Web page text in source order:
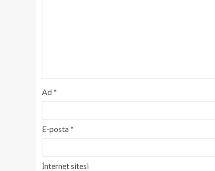
Ad*
E-posta*
İnternet sitesi